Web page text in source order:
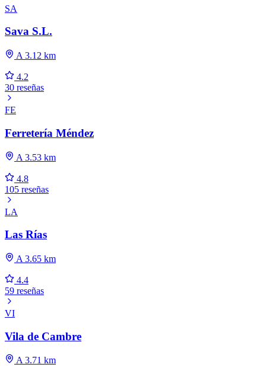
SA
Sava S.L.
A 3.12 km
4.2
30 reseñas
FE
Ferretería Méndez
A 3.53 km
4.8
105 reseñas
LA
Las Rías
A 3.65 km
4.4
59 reseñas
VI
Vila de Cambre
A 3.71 km